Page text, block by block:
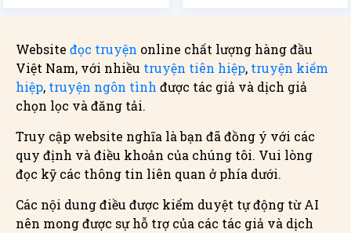
Website đọc truyện online chất lượng hàng đầu
Việt Nam, với nhiều truyện tiên hiệp, truyện kiếm
hiệp, truyện ngôn tình được tác giả và dịch giả
chọn lọc và đăng tải.
Truy cập website nghĩa là bạn đã đồng ý với các
quy định và điều khoản của chúng tôi. Vui lòng
đọc kỹ các thông tin liên quan ở phía dưới.
Các nội dung điều được kiểm duyệt tự động từ AI
nên mong được sự hỗ trợ của các tác giả và dịch